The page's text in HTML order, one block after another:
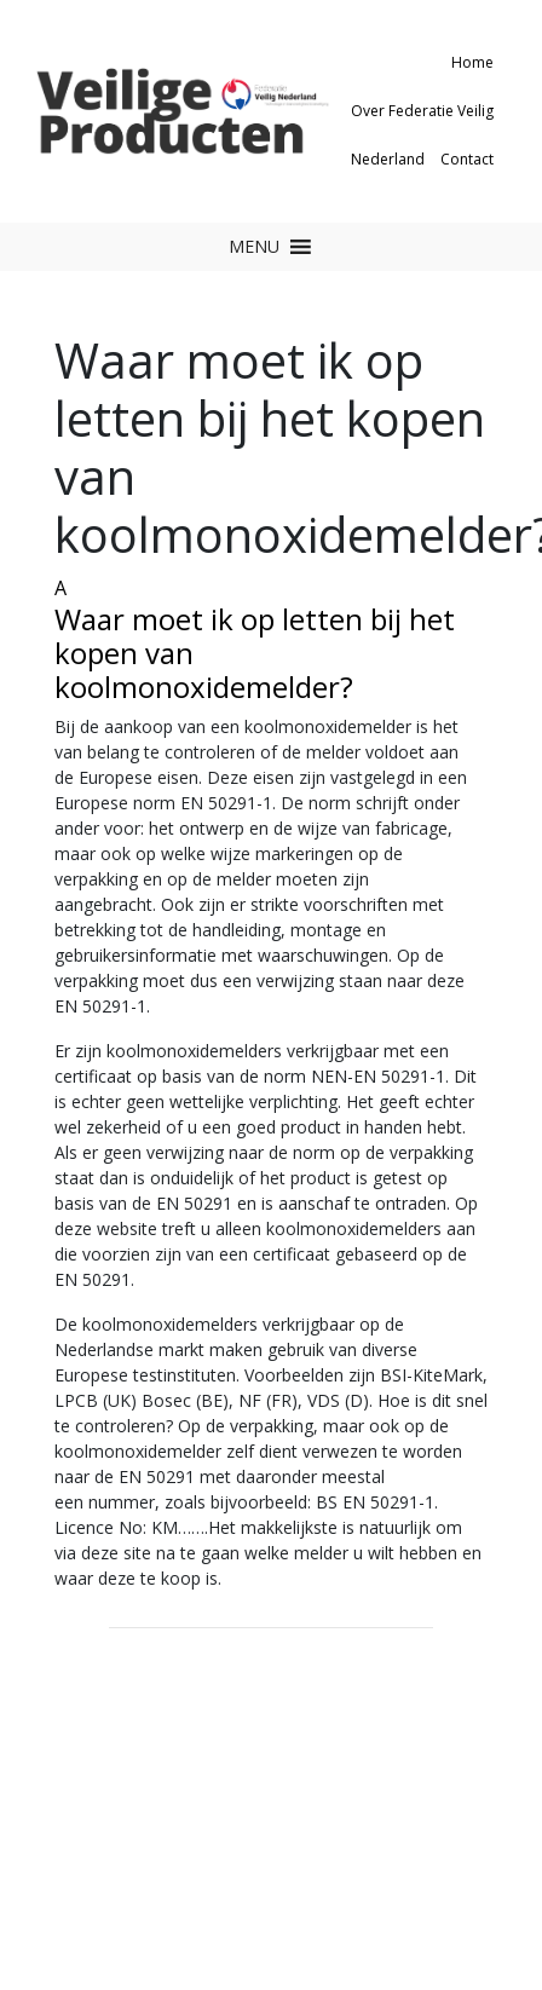
Home
Over Federatie Veilig
Nederland Contact
MENU
Waar moet ik op
letten bij het kopen
van
A
Waar moet ik op letten bij het
kopen van
koolmonoxidemelder?
Bij de aankoop van een koolmonoxidemelder is het
van belang te controleren of de melder voldoet aan
de Europese eisen. Deze eisen zijn vastgelegd in een
Europese norm EN 50291-1. De norm schrijft onder
ander voor: het ontwerp en de wijze van fabricage,
maar ook op welke wijze markeringen op de
verpakking en op de melder moeten zijn
aangebracht. Ook zijn er strikte voorschriften met
betrekking tot de handleiding, montage en
gebruikersinformatie met waarschuwingen. Op de
verpakking moet dus een verwijzing staan naar deze
EN 50291-1.
Er zijn koolmonoxidemelders verkrijgbaar met een
certificaat op basis van de norm NEN-EN 50291-1. Dit
is echter geen wettelijke verplichting. Het geeft echter
wel zekerheid of u een goed product in handen hebt.
Als er geen verwijzing naar de norm op de verpakking
staat dan is onduidelijk of het product is getest op
basis van de EN 50291 en is aanschaf te ontraden. Op
deze website treft u alleen koolmonoxidemelders aan
die voorzien zijn van een certificaat gebaseerd op de
EN 50291.
De koolmonoxidemelders verkrijgbaar op de
Nederlandse markt maken gebruik van diverse
Europese testinstituten. Voorbeelden zijn BSI-KiteMark,
LPCB (UK) Bosec (BE), NF (FR), VDS (D). Hoe is dit snel
te controleren? Op de verpakking, maar ook op de
koolmonoxidemelder zelf dient verwezen te worden
naar de EN 50291 met daaronder meestal
een nummer, zoals bijvoorbeeld: BS EN 50291-1.
Licence No: KM…….Het makkelijkste is natuurlijk om
via deze site na te gaan welke melder u wilt hebben en
waar deze te koop is.